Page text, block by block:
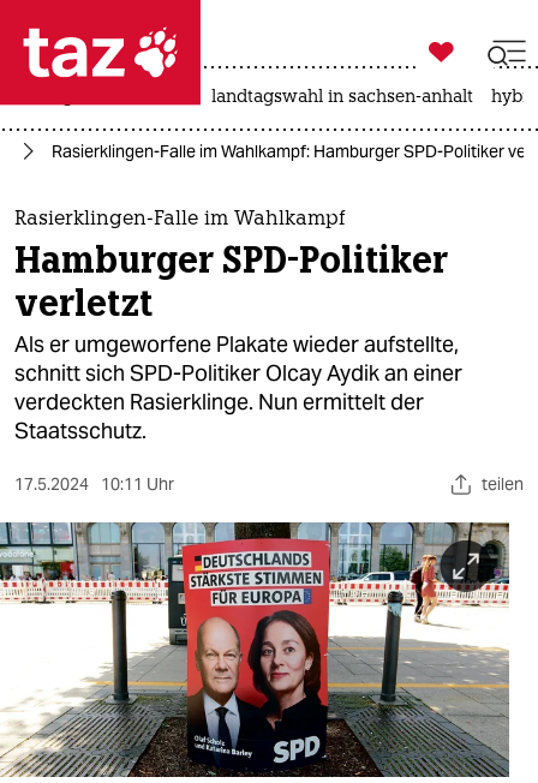
 taz zahl ich
taz zahl ich
themen
politik
öko
gesellschaft
kultur
sport
berlin
nord
verlag
verlag

taz zahl ich
landtagswahl in sachsen-anhalt
Rasierklingen-Falle im Wahlkampf: Hamburger SPD-Politiker
Rasierklingen-Falle im Wahlkampf
Hamburger SPD-Politiker
verletzt
Als er umgeworfene Plakate wieder aufstellte,
schnitt sich SPD-Politiker Olcay Aydik an einer
verdeckten Rasierklinge. Nun ermittelt der
Staatsschutz.
17.5.2024 10:11 Uhr teilen